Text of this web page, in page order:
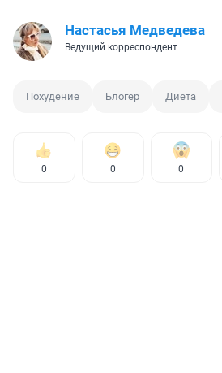
Настасья Медведева
Ведущий корреспондент
Похудение Блогер Диета
0 0 0